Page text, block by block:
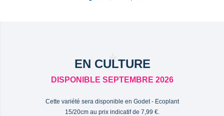
EN CULTURE
DISPONIBLE SEPTEMBRE 2026
Cette variété sera disponible en Godet - Ecoplant
15/20cm au prix indicatif de 7,99 €.